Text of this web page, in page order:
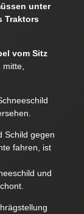
unter
Traktors
vom Sitz
Schild gegen
fahren, ist
und